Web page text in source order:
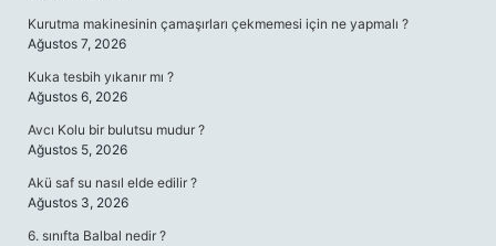
Kurutma makinesinin çamaşırları çekmemesi için ne yapmalı ?
Ağustos 7, 2026
Kuka tesbih yıkanır mı ?
Ağustos 6, 2026
Avcı Kolu bir bulutsu mudur ?
Ağustos 5, 2026
Akü saf su nasıl elde edilir ?
Ağustos 3, 2026
6. sınıfta Balbal nedir ?